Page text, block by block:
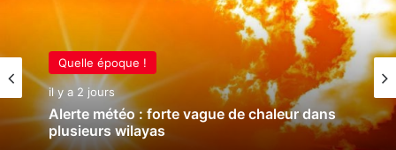
Quelle époque !
il y a 2 jours
Alerte météo : forte vague de chaleur dans
plusieurs wilayas